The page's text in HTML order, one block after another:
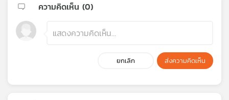
ความคิดเห็น (0)
ยกเลิก ส่งความคิดเห็น